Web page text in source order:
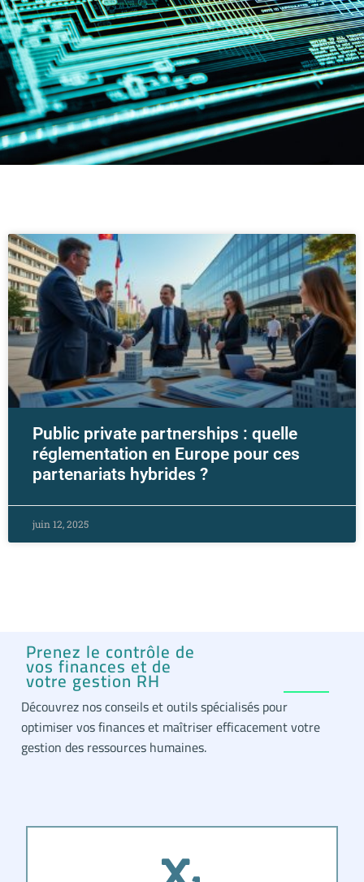
Public private partnerships : quelle
réglementation en Europe pour ces
partenariats hybrides ?
juin 12, 2025
Prenez le contrôle de
vos finances et de
votre gestion RH
Découvrez nos conseils et outils spécialisés pour
optimiser vos finances et maîtriser efficacement votre
gestion des ressources humaines.